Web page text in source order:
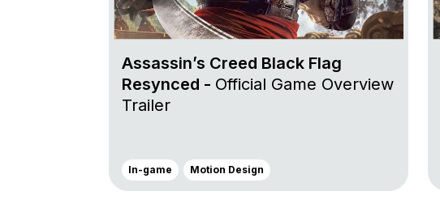
Assassin’s Creed Black Flag
Resynced - Official Game Overview
Trailer
In-game Motion Design